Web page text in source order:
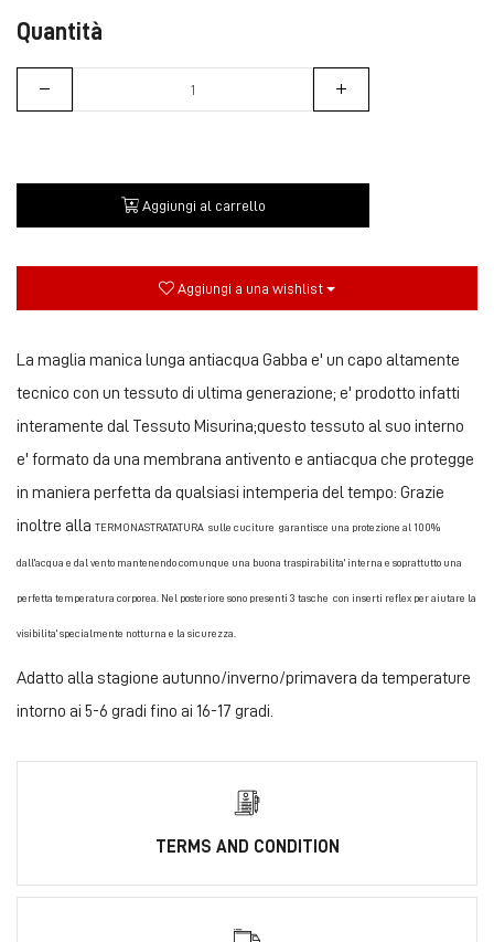
Quantità
Aggiungi al carrello
Aggiungi a una wishlist
La maglia manica lunga antiacqua Gabba e' un capo altamente
tecnico con un tessuto di ultima generazione; e' prodotto infatti
interamente dal Tessuto Misurina;questo tessuto al suo interno
e' formato da una membrana antivento e antiacqua che protegge
in maniera perfetta da qualsiasi intemperia del tempo: Grazie
inoltre alla TERMONASTRATATURA sulle cuciture garantisce una protezione al 100%
dall'acqua e dal vento mantenendo comunque una buona traspirabilita' interna e soprattutto una
perfetta temperatura corporea. Nel posteriore sono presenti 3 tasche con inserti reflex per aiutare la
visibilita' specialmente notturna e la sicurezza.
Adatto alla stagione autunno/inverno/primavera da temperature
intorno ai 5-6 gradi fino ai 16-17 gradi.
TERMS AND CONDITION